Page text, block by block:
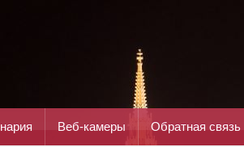
Веб-камеры Обратная связь